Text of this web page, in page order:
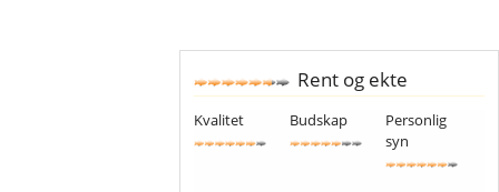
Rent og ekte
Kvalitet Budskap
Personlig
syn